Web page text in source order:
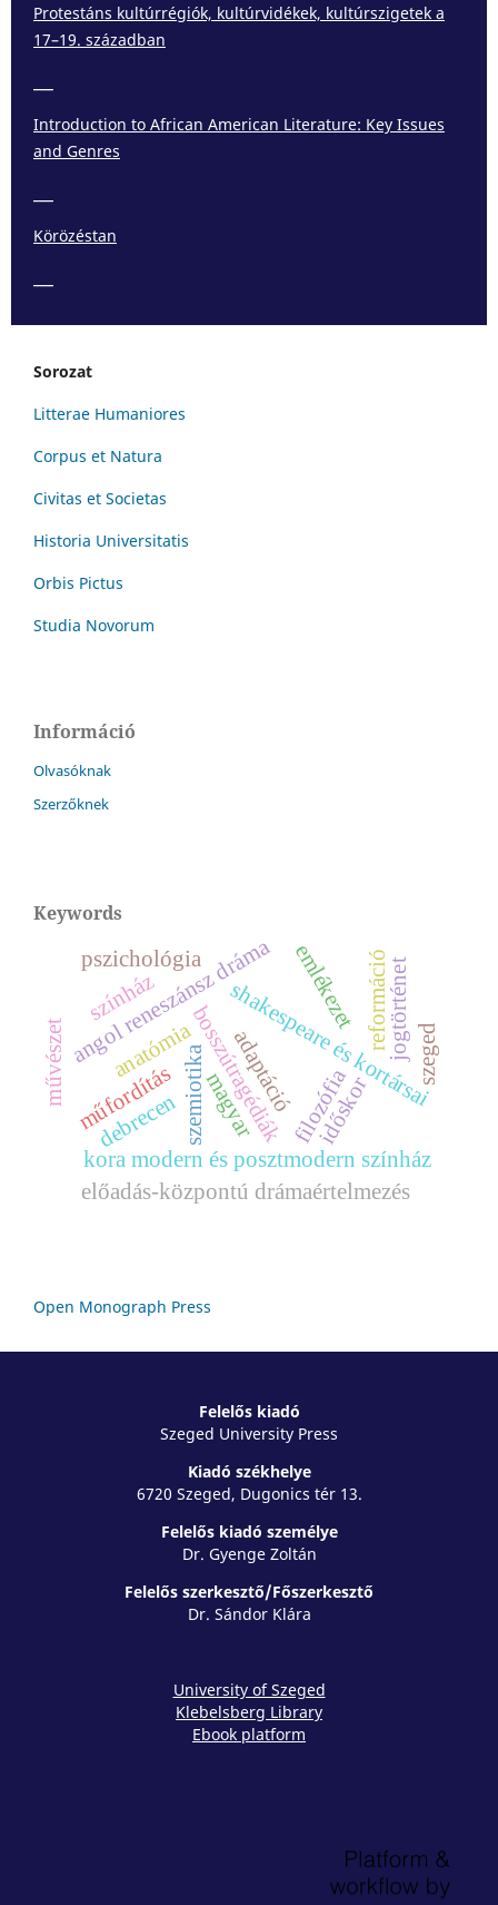
Protestáns kultúrrégiók, kultúrvidékek, kultúrszigetek a
17–19. században
Introduction to African American Literature: Key Issues
and Genres
Körözéstan
Sorozat
Litterae Humaniores
Corpus et Natura
Civitas et Societas
Historia Universitatis
Orbis Pictus
Studia Novorum
Információ
Olvasóknak
Szerzőknek
Keywords
shakespeare és kortársai
angol reneszánsz dráma
bosszútragédiák
kora modern és posztmodern színház
adaptáció
szemiotika
előadás-központú drámaértelmezés
reformáció
anatómia
filozófia
művészet
emlékezet
időskor
pszichológia jogtörténetszeged
debrecen
műfordítás
színház
magyar
Open Monograph Press
Felelős kiadó
Szeged University Press
Kiadó székhelye
6720 Szeged, Dugonics tér 13.
Felelős kiadó személye
Dr. Gyenge Zoltán
Felelős szerkesztő/Főszerkesztő
Dr. Sándor Klára
University of Szeged
Klebelsberg Library
Ebook platform